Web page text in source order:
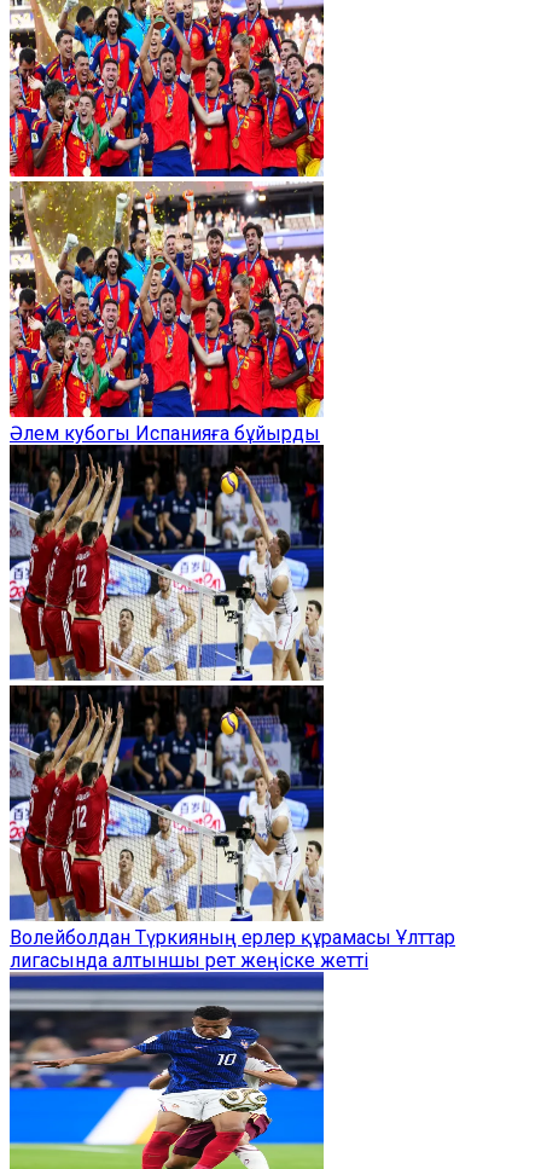
Әлем кубогы Испанияға бұйырды
Волейболдан Түркияның ерлер құрамасы Ұлттар
лигасында алтыншы рет жеңіске жетті